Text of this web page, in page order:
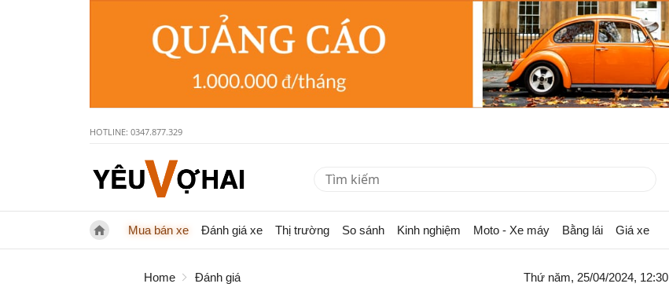
HOTLINE: 0347.877.329
Mua bán xe Đánh giá xe Thị trường So sánh Kinh nghiệm Moto - Xe máy Bằng lái Giá xe
Home Đánh giá Thứ năm, 25/04/2024, 12:30